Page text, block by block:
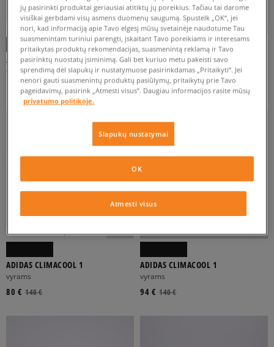
BALTA JUODA PILKA RUDA RUSVAI GELSVA
FILTRUOTI
-10% UŽ MAŽ. 70 €, KODAS: SALE
ADIDAS CLIMACOOL LACED
vyrams
160 €
129 €
ADIDAS CLIMACOOL 1 COCA COLA
vyrams
150 €
139 €
-10% UŽ MAŽ. 70 €, KODAS: SALE
ADIDAS CLIMACOOL 1
vyrams
140 €
80 €
ADIDAS CLIMACOOL 1
vyrams
140 €
94 €
jų pasirinkti produktai geriausiai atitiktų jų poreikius. Tačiau tai darome
visiškai gerbdami visų asmens duomenų saugumą. Spustelk „OK“, jei
nori, kad informaciją apie Tavo elgesį mūsų svetainėje naudotume Tau
suasmenintam turiniui parengti, įskaitant Tavo poreikiams ir interesams
pritaikytas produktų rekomendacijas, suasmenintą reklamą ir Tavo
pasirinktų nuostatų įsiminimą. Gali bet kuriuo metu pakeisti savo
sprendimą dėl slapukų ir nustatymuose pasirinkdamas „Pritaikyti“. Jei
nenori gauti suasmenintų produktų pasiūlymų, pritaikytų prie Tavo
pageidavimų, pasirink „Atmesti visus”. Daugiau informacijos rasite mūsų
privatumo politikoje.
Slapukų nustatymai
Atmesti visus
OK